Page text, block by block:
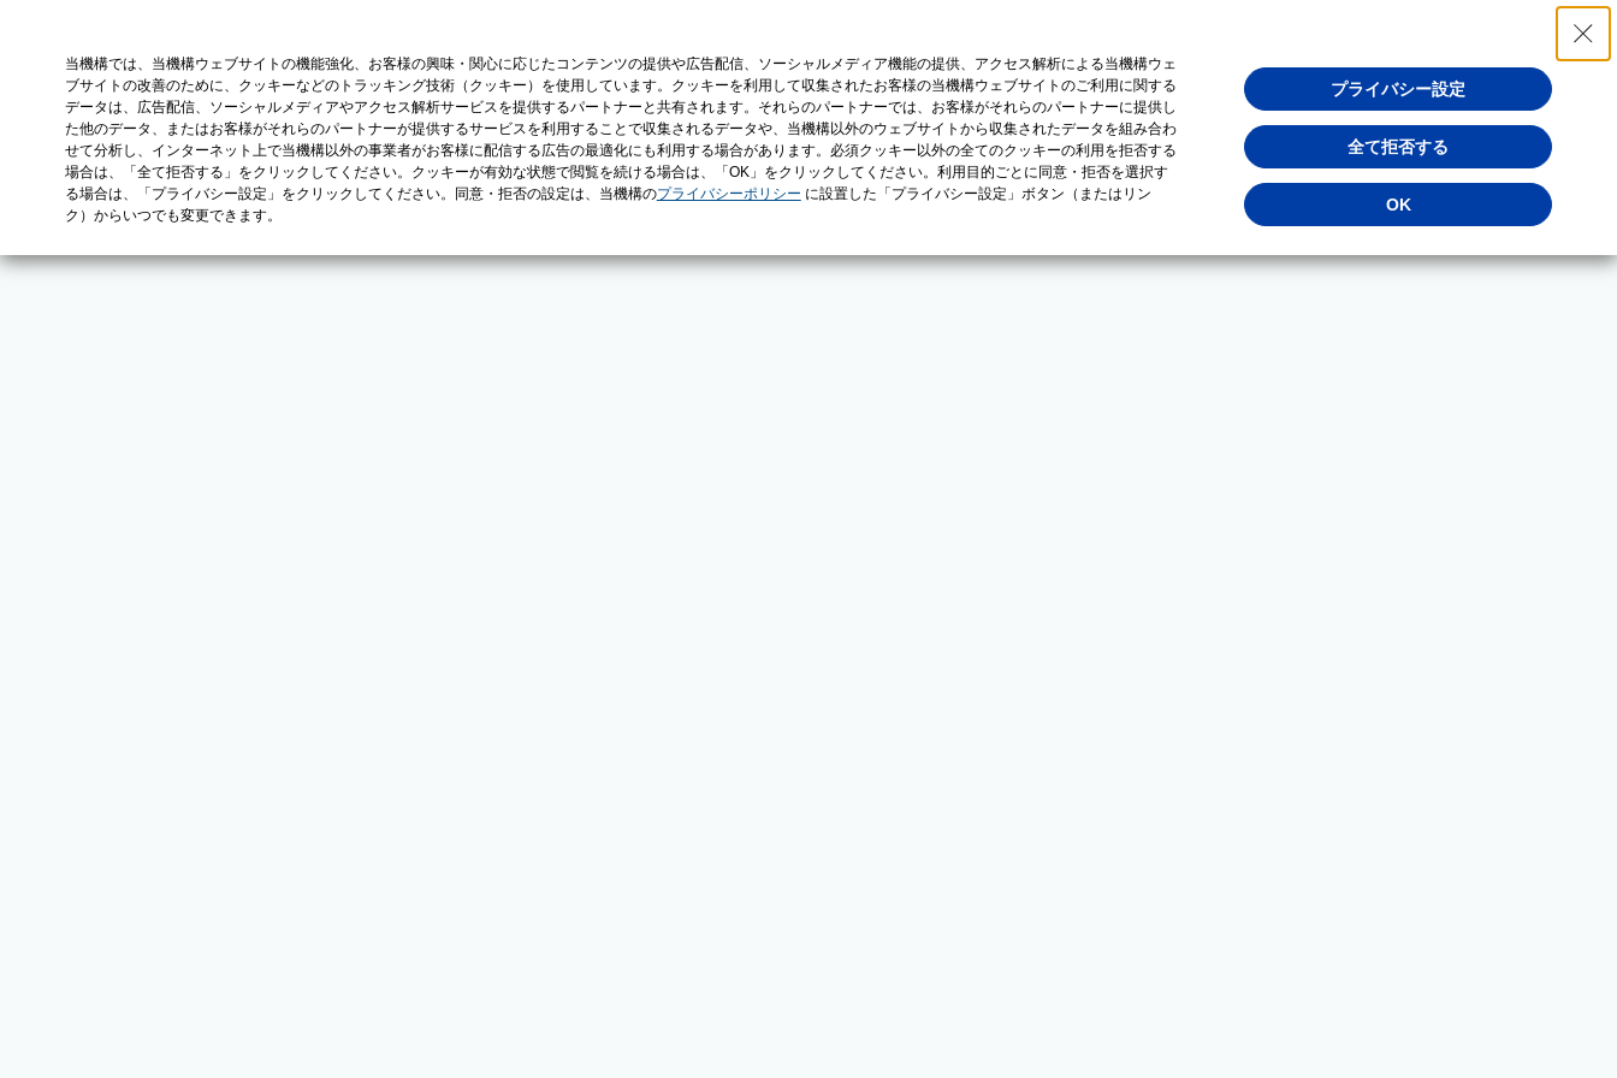
当機構では、当機構ウェブサイトの機能強化、お客様の興味・関心に応じたコンテンツの提供や広告配信、ソーシャルメディア機能の提供、アクセス解析による当機構ウェ
ブサイトの改善のために、クッキーなどのトラッキング技術（クッキー）を使用しています。クッキーを利用して収集されたお客様の当機構ウェブサイトのご利用に関する
データは、広告配信、ソーシャルメディアやアクセス解析サービスを提供するパートナーと共有されます。それらのパートナーでは、お客様がそれらのパートナーに提供し
た他のデータ、またはお客様がそれらのパートナーが提供するサービスを利用することで収集されるデータや、当機構以外のウェブサイトから収集されたデータを組み合わ
せて分析し、インターネット上で当機構以外の事業者がお客様に配信する広告の最適化にも利用する場合があります。必須クッキー以外の全てのクッキーの利用を拒否する
場合は、「全て拒否する」をクリックしてください。クッキーが有効な状態で閲覧を続ける場合は、「OK」をクリックしてください。利用目的ごとに同意・拒否を選択す
る場合は、「プライバシー設定」をクリックしてください。同意・拒否の設定は、当機構のプライバシーポリシー に設置した「プライバシー設定」ボタン（またはリン
ク）からいつでも変更できます。
プライバシー設定
全て拒否する
OK